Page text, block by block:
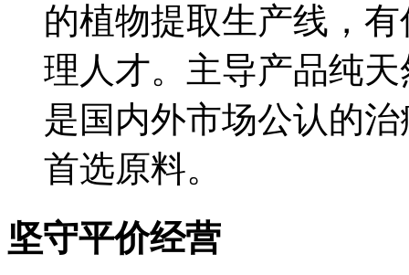
的植物提取生产线，
理人才。主导产品纯
是国内外市场公认的
首选原料。
坚守平价经营